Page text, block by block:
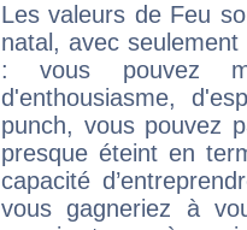
Les valeurs de Feu
natal, avec
: vous pouvez
d'enthousiasme,
punch, vous pouvez
presque éteint en
capacité
vous gagneriez à